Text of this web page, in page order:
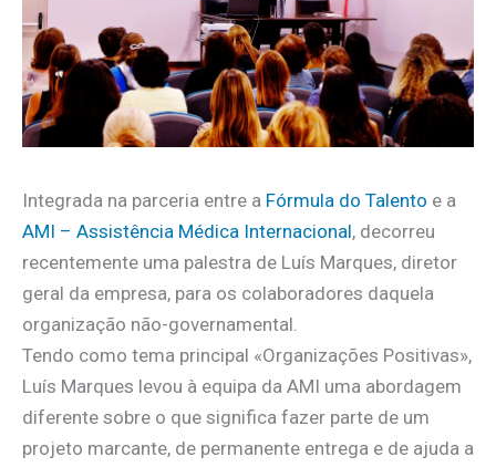
Integrada na parceria entre a Fórmula do Talento e a
AMI – Assistência Médica Internacional, decorreu
recentemente uma palestra de Luís Marques, diretor
geral da empresa, para os colaboradores daquela
organização não-governamental.
Tendo como tema principal «Organizações Positivas»,
Luís Marques levou à equipa da AMI uma abordagem
diferente sobre o que significa fazer parte de um
projeto marcante, de permanente entrega e de ajuda a